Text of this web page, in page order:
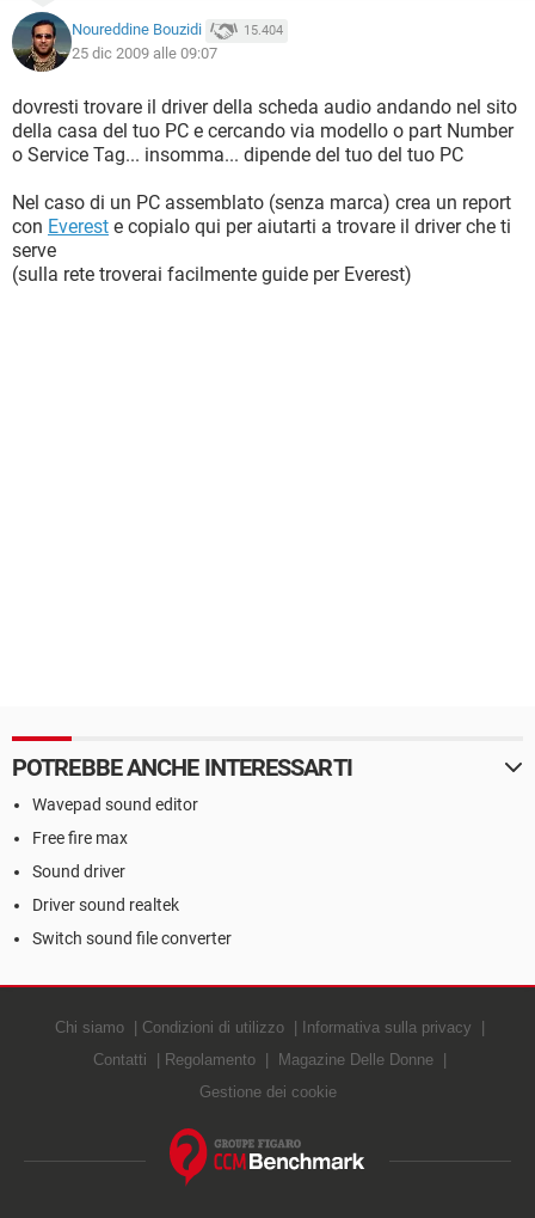
Noureddine Bouzidi 15.404
25 dic 2009 alle 09:07
dovresti trovare il driver della scheda audio andando nel sito
della casa del tuo PC e cercando via modello o part Number
o Service Tag... insomma... dipende del tuo del tuo PC
Nel caso di un PC assemblato (senza marca) crea un report
con Everest e copialo qui per aiutarti a trovare il driver che ti
serve
(sulla rete troverai facilmente guide per Everest)
POTREBBE ANCHE INTERESSARTI
Wavepad sound editor
Free fire max
Sound driver
Driver sound realtek
Switch sound file converter
Chi siamo Condizioni di utilizzo
Informativa sulla privacy
Contatti
Regolamento
Magazine Delle Donne
Gestione dei cookie